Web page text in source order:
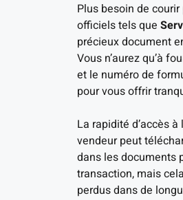
Plus besoin de
officiels tels que
précieux document
Vous n’aurez qu’à
et le numéro de
pour vous offrir
La rapidité d’accès
vendeur peut
dans les documents
transaction, mais
perdus dans de